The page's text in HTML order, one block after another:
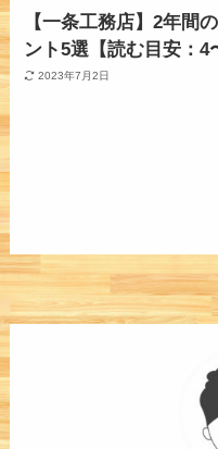
【一条工務店】2年間
ント5選【読む目安：4
2023年7月2日